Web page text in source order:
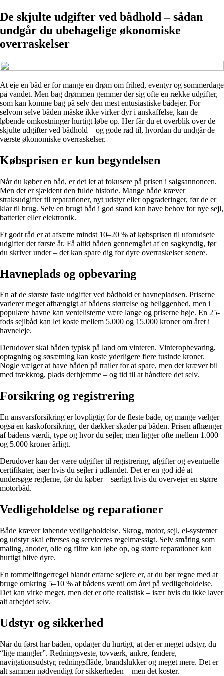
De skjulte udgifter ved bådhold – sådan
undgår du ubehagelige økonomiske
overraskelser
At eje en båd er for mange en drøm om frihed, eventyr og sommerdage
på vandet. Men bag drømmen gemmer der sig ofte en række udgifter,
som kan komme bag på selv den mest entusiastiske bådejer. For
selvom selve båden måske ikke virker dyr i anskaffelse, kan de
løbende omkostninger hurtigt løbe op. Her får du et overblik over de
skjulte udgifter ved bådhold – og gode råd til, hvordan du undgår de
værste økonomiske overraskelser.
Købsprisen er kun begyndelsen
Når du køber en båd, er det let at fokusere på prisen i salgsannoncen.
Men det er sjældent den fulde historie. Mange både kræver
straksudgifter til reparationer, nyt udstyr eller opgraderinger, før de er
klar til brug. Selv en brugt båd i god stand kan have behov for nye sejl,
batterier eller elektronik.
Et godt råd er at afsætte mindst 10–20 % af købsprisen til uforudsete
udgifter det første år. Få altid båden gennemgået af en sagkyndig, før
du skriver under – det kan spare dig for dyre overraskelser senere.
Havneplads og opbevaring
En af de største faste udgifter ved bådhold er havnepladsen. Priserne
varierer meget afhængigt af bådens størrelse og beliggenhed, men i
populære havne kan ventelisterne være lange og priserne høje. En 25-
fods sejlbåd kan let koste mellem 5.000 og 15.000 kroner om året i
havneleje.
Derudover skal båden typisk på land om vinteren. Vinteropbevaring,
optagning og søsætning kan koste yderligere flere tusinde kroner.
Nogle vælger at have båden på trailer for at spare, men det kræver bil
med trækkrog, plads derhjemme – og tid til at håndtere det selv.
Forsikring og registrering
En ansvarsforsikring er lovpligtig for de fleste både, og mange vælger
også en kaskoforsikring, der dækker skader på båden. Prisen afhænger
af bådens værdi, type og hvor du sejler, men ligger ofte mellem 1.000
og 5.000 kroner årligt.
Derudover kan der være udgifter til registrering, afgifter og eventuelle
certifikater, især hvis du sejler i udlandet. Det er en god idé at
undersøge reglerne, før du køber – særligt hvis du overvejer en større
motorbåd.
Vedligeholdelse og reparationer
Både kræver løbende vedligeholdelse. Skrog, motor, sejl, el-systemer
og udstyr skal efterses og serviceres regelmæssigt. Selv småting som
maling, anoder, olie og filtre kan løbe op, og større reparationer kan
hurtigt blive dyre.
En tommelfingerregel blandt erfarne sejlere er, at du bør regne med at
bruge omkring 5–10 % af bådens værdi om året på vedligeholdelse.
Det kan virke meget, men det er ofte realistisk – især hvis du ikke laver
alt arbejdet selv.
Udstyr og sikkerhed
Når du først har båden, opdager du hurtigt, at der er meget udstyr, du
“lige mangler”. Redningsveste, tovværk, ankre, fendere,
navigationsudstyr, redningsflåde, brandslukker og meget mere. Det er
alt sammen nødvendigt for sikkerheden – men det koster.